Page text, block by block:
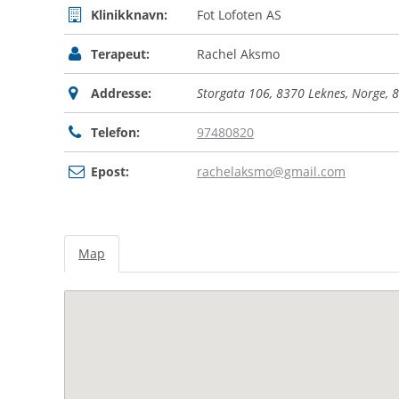
Klinikknavn: Fot Lofoten AS
Terapeut: Rachel Aksmo
Addresse: Storgata 106, 8370 Leknes, Norge,
Telefon: 97480820
Epost: rachelaksmo@gmail.com
Map